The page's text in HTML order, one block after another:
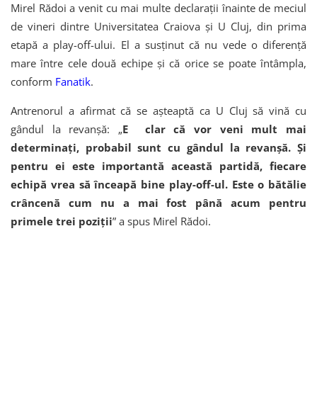
Mirel Rădoi a venit cu mai multe declarații înainte de meciul
de vineri dintre Universitatea Craiova și U Cluj, din prima
etapă a play-off-ului. El a susținut că nu vede o diferență
mare între cele două echipe și că orice se poate întâmpla,
conform Fanatik.
Antrenorul a afirmat că se așteaptă ca U Cluj să vină cu
gândul la revanșă: „E clar că vor veni mult mai
determinați, probabil sunt cu gândul la revanșă. Și
pentru ei este importantă această partidă, fiecare
echipă vrea să înceapă bine play-off-ul. Este o bătălie
crâncenă cum nu a mai fost până acum pentru
primele trei poziții” a spus Mirel Rădoi.